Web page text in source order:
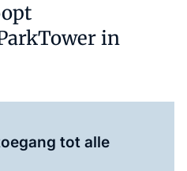
in
tot alle